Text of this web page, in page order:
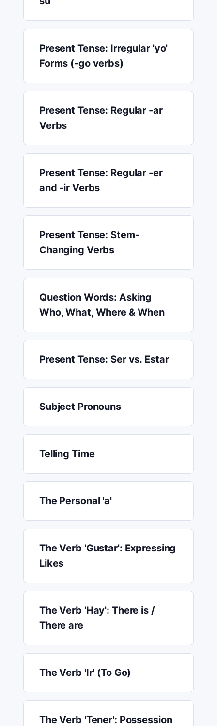
Present Tense: Irregular 'yo'
Forms (-go verbs)
Present Tense: Regular -ar
Verbs
Present Tense: Regular -er
and -ir Verbs
Present Tense: Stem-
Changing Verbs
Question Words: Asking
Who, What, Where & When
Present Tense: Ser vs. Estar
Subject Pronouns
Telling Time
The Personal 'a'
The Verb 'Gustar': Expressing
Likes
The Verb 'Hay': There is /
There are
The Verb 'Ir' (To Go)
The Verb 'Tener': Possession